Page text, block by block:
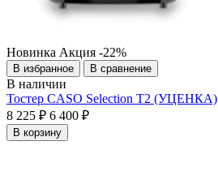
Новинка Акция -22%
В избранное В сравнение
В наличии
Тостер CASO Selection T2 (УЦЕНКА)
8 225 ₽ 6 400 ₽
В корзину